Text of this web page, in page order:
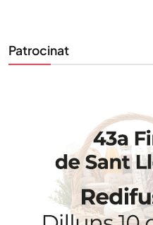
Patrocinat
STAY UPDATED
Uneix-te al